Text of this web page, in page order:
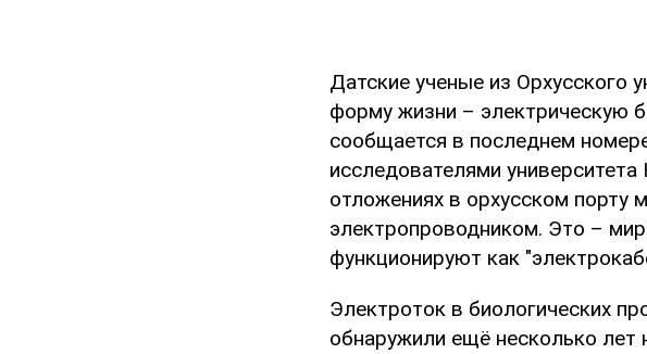
Датские ученые из Орхусского
форму жизни – электрическую
сообщается в последнем
исследователями
отложениях в орхусском порту
электропроводником. Это –
функционируют как
Электроток в биологических
обнаружили ещё несколько лет